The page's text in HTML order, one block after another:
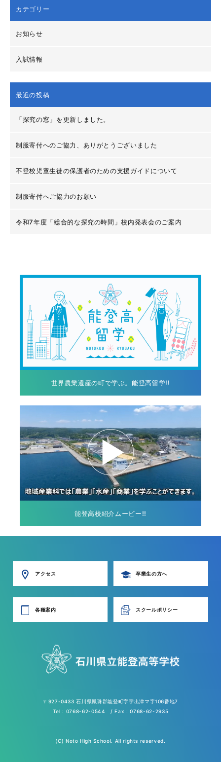
カテゴリー
お知らせ
入試情報
最近の投稿
「探究の窓」を更新しました。
制服寄付へのご協力、ありがとうございました
不登校児童生徒の保護者のための支援ガイドについて
制服寄付へご協力のお願い
令和7年度「総合的な探究の時間」校内発表会のご案内
世界農業遺産の町で学ぶ。能登高留学!!
能登高校紹介ムービー!!
アクセス 卒業生の方へ
各種案内 スクールポリシー
〒927-0433 石川県鳳珠郡能登町字宇出津マ字106番地7
Tel : 0768-62-0544 / Fax : 0768-62-2935
(C) Noto High School. All rights reserved.